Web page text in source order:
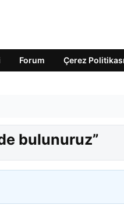
Forum Çerez Politikası
bulunuruz”